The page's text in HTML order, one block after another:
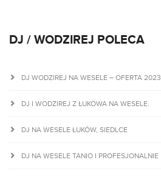
DJ / WODZIREJ POLECA
DJ WODZIREJ NA WESELE – OFERTA 2023
DJ I WODZIREJ Z ŁUKOWA NA WESELE.
DJ NA WESELE ŁUKÓW, SIEDLCE
DJ NA WESELE TANIO I PROFESJONALNIE